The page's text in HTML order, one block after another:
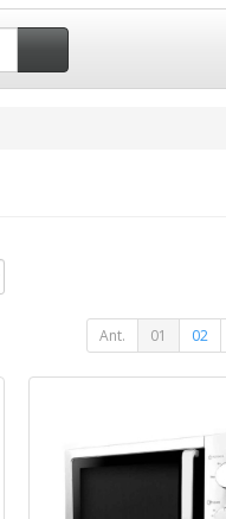
Ant. 01 02